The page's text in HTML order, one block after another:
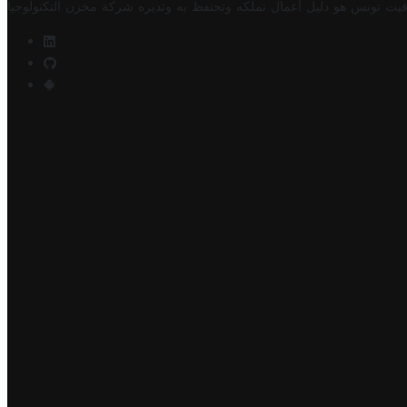
تونس هو دليل أعمال تملكه وتحتفظ به وتديره شركة مخزن التكنولوجيا